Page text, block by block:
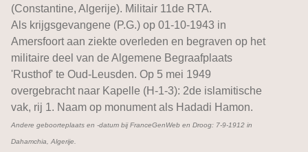
(Constantine, Algerije). Militair 11de RTA.
Als krijgsgevangene (P.G.) op 01-10-1943 in
Amersfoort aan ziekte overleden en begraven op het
militaire deel van de Algemene Begraafplaats
'Rusthof' te Oud-Leusden. Op 5 mei 1949
overgebracht naar Kapelle (H-1-3): 2de islamitische
vak, rij 1. Naam op monument als Hadadi Hamon.
Andere geboorteplaats en -datum bij FranceGenWeb en Droog: 7-9-1912 in
Dahamchia, Algerije.